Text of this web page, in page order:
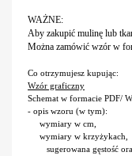
WAŻNE:
Aby zakupić mulinę lub
Można zamówić wzór w
Co otrzymujesz kupując:
Wzór graficzny
Schemat w formacie PDF/
- opis wzoru (w tym):
wymiary w cm,
wymiary w krzyżykach,
sugerowana gęstość